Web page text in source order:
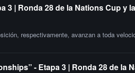
3 | Ronda 28 de la Nations Cup y
respectivamente, avanzan a toda
- Etapa 3 | Ronda 28 de